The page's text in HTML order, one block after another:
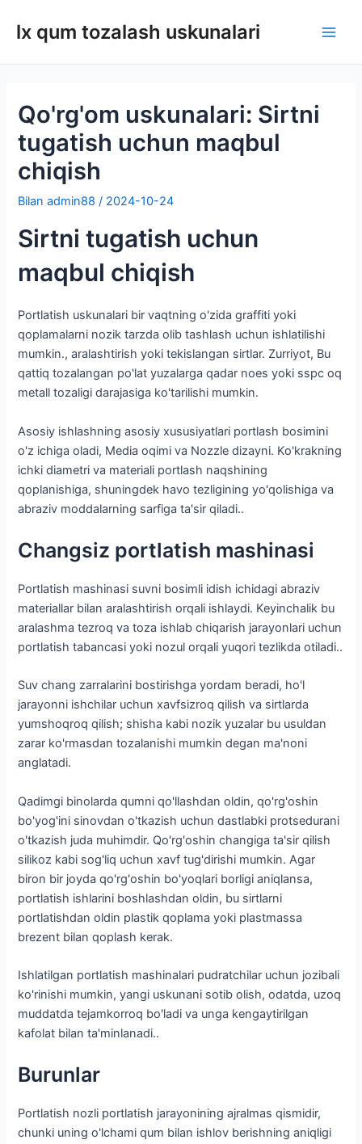
oʻtishlx qum tozalash uskunalari
Qo'rg'om uskunalari: Sirtni
tugatish uchun maqbul
chiqish
Bilanadmin88/ 2024-10-24
Sirtni tugatish uchun
maqbul chiqish
Portlatish uskunalari bir vaqtning o'zida graffiti yoki
qoplamalarni nozik tarzda olib tashlash uchun ishlatilishi
mumkin., aralashtirish yoki tekislangan sirtlar. Zurriyot, Bu
qattiq tozalangan po'lat yuzalarga qadar noes yoki sspc oq
metall tozaligi darajasiga ko'tarilishi mumkin.
Asosiy ishlashning asosiy xususiyatlari portlash bosimini
o'z ichiga oladi, Media oqimi va Nozzle dizayni. Ko'krakning
ichki diametri va materiali portlash naqshining
qoplanishiga, shuningdek havo tezligining yo'qolishiga va
abraziv moddalarning sarfiga ta'sir qiladi..
Changsiz portlatish mashinasi
Portlatish mashinasi suvni bosimli idish ichidagi abraziv
materiallar bilan aralashtirish orqali ishlaydi. Keyinchalik bu
aralashma tezroq va toza ishlab chiqarish jarayonlari uchun
portlatish tabancasi yoki nozul orqali yuqori tezlikda otiladi..
Suv chang zarralarini bostirishga yordam beradi, ho'l
jarayonni ishchilar uchun xavfsizroq qilish va sirtlarda
yumshoqroq qilish; shisha kabi nozik yuzalar bu usuldan
zarar ko'rmasdan tozalanishi mumkin degan ma'noni
anglatadi.
Qadimgi binolarda qumni qo'llashdan oldin, qo'rg'oshin
bo'yog'ini sinovdan o'tkazish uchun dastlabki protsedurani
o'tkazish juda muhimdir. Qo'rg'oshin changiga ta'sir qilish
silikoz kabi sog'liq uchun xavf tug'dirishi mumkin. Agar
biron bir joyda qo'rg'oshin bo'yoqlari borligi aniqlansa,
portlatish ishlarini boshlashdan oldin, bu sirtlarni
portlatishdan oldin plastik qoplama yoki plastmassa
brezent bilan qoplash kerak.
Ishlatilgan portlatish mashinalari pudratchilar uchun jozibali
ko'rinishi mumkin, yangi uskunani sotib olish, odatda, uzoq
muddatda tejamkorroq bo'ladi va unga kengaytirilgan
kafolat bilan ta'minlanadi..
Burunlar
Portlatish nozli portlatish jarayonining ajralmas qismidir,
chunki uning o'lchami qum bilan ishlov berishning aniqligi